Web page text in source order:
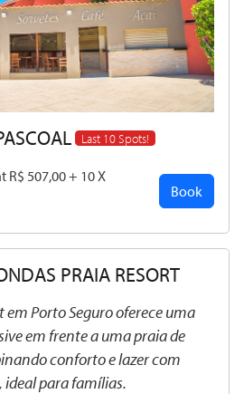
Last 10 Spots!
507,00 + 10 X
Book
PRAIA RESORT
em Porto Seguro oferece uma
em frente a uma praia de
conforto e lazer com
ideal para famílias.